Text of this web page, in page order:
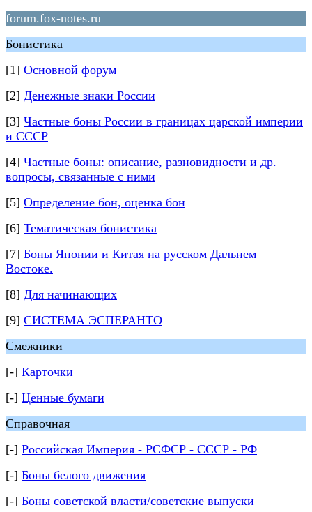
forum.fox-notes.ru
Бонистика
[1] Основной форум
[2] Денежные знаки России
[3] Частные боны России в границах царской империи
и СССР
[4] Частные боны: описание, разновидности и др.
вопросы, связанные с ними
[5] Определение бон, оценка бон
[6] Тематическая бонистика
[7] Боны Японии и Китая на русском Дальнем
Востоке.
[8] Для начинающих
[9] СИСТЕМА ЭСПЕРАНТО
Смежники
[-] Карточки
[-] Ценные бумаги
Справочная
[-] Российская Империя - РСФСР - СССР - РФ
[-] Боны белого движения
[-] Боны советской власти/советские выпуски